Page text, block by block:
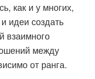
как и у многих,
идеи создать
взаимного
между
от ранга.